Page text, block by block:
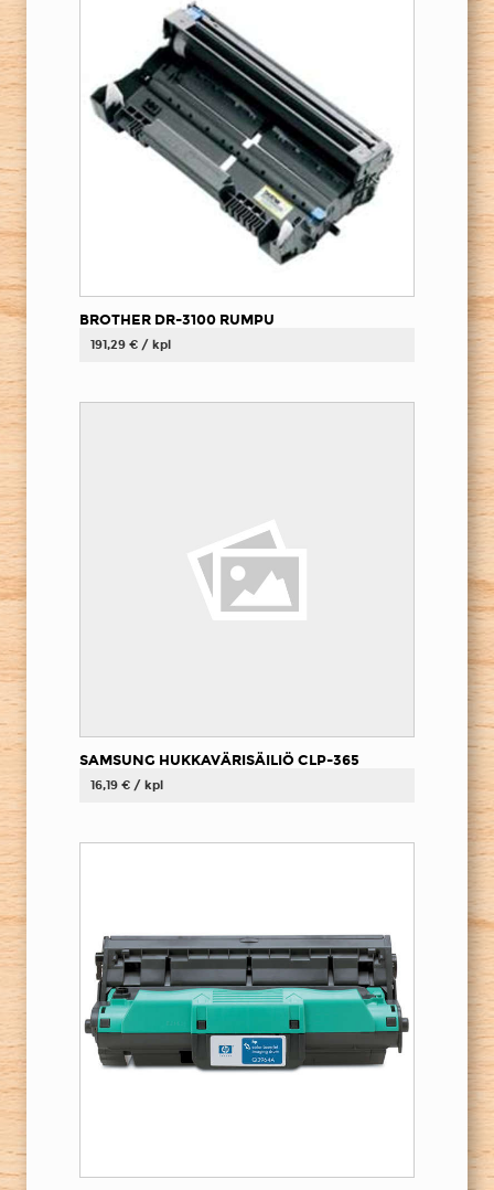
BROTHER DR-3100 RUMPU
191,29 € / kpl
SAMSUNG HUKKAVÄRISÄILIÖ CLP-365
16,19 € / kpl